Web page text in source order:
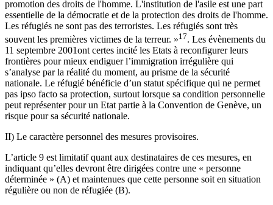
promotion des droits de l'homme. L'institution de l'asile est une part
essentielle de la démocratie et de la protection des droits de l'homme.
Les réfugiés ne sont pas des terroristes. Les réfugiés sont très
souvent les premières victimes de la terreur. »17. Les évènements du
11 septembre 2001ont certes incité les Etats à reconfigurer leurs
frontières pour mieux endiguer l’immigration irrégulière qui
s’analyse par la réalité du moment, au prisme de la sécurité
nationale. Le réfugié bénéficie d’un statut spécifique qui ne permet
pas ipso facto sa protection, surtout lorsque sa condition personnelle
peut représenter pour un Etat partie à la Convention de Genève, un
risque pour sa sécurité nationale.
II) Le caractère personnel des mesures provisoires.
L’article 9 est limitatif quant aux destinataires de ces mesures, en
indiquant qu’elles devront être dirigées contre une « personne
déterminée » (A) et maintenues que cette personne soit en situation
régulière ou non de réfugiée (B).